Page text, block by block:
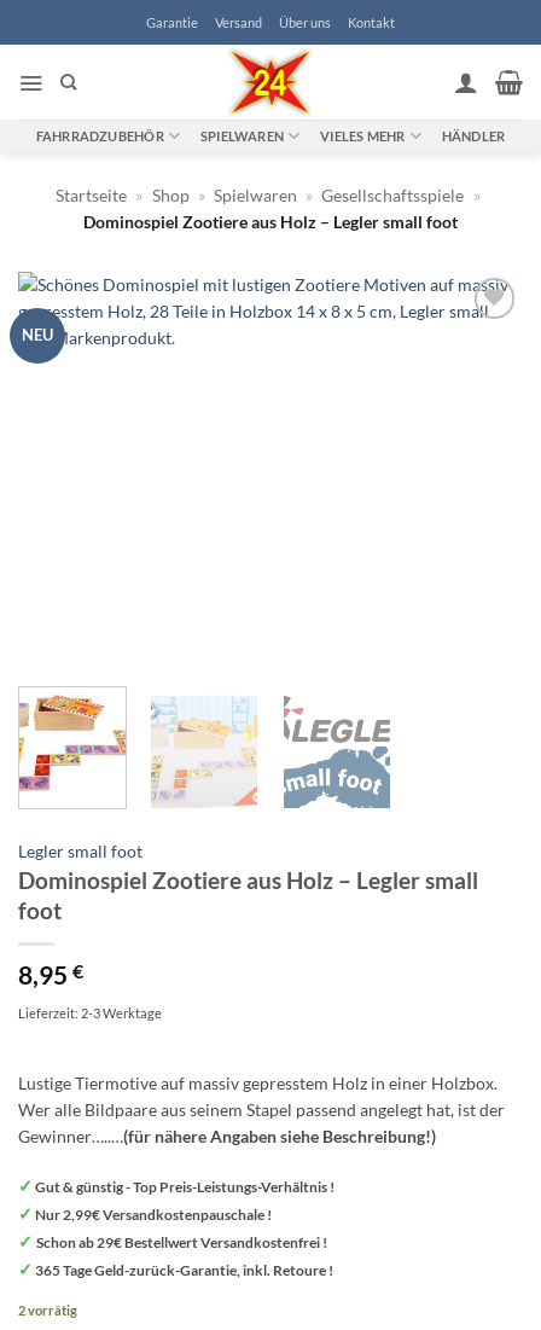
Garantie Versand Über uns Kontakt
FAHRRADZUBEHÖR SPIELWAREN VIELES MEHR HÄNDLER
Startseite » Shop » Spielwaren » Gesellschaftsspiele »
Dominospiel Zootiere aus Holz – Legler small foot
NEU
Legler small foot
Dominospiel Zootiere aus Holz – Legler small
foot
8,95 €
Lieferzeit: 2-3 Werktage
Lustige Tiermotive auf massiv gepresstem Holz in einer Holzbox.
Wer alle Bildpaare aus seinem Stapel passend angelegt hat, ist der
Gewinner…..…(für nähere Angaben siehe Beschreibung!)
✓ Gut & günstig - Top Preis-Leistungs-Verhältnis !
✓ Nur 2,99€ Versandkostenpauschale !
✓ Schon ab 29€ Bestellwert Versandkostenfrei !
✓ 365 Tage Geld-zurück-Garantie, inkl. Retoure !
2 vorrätig